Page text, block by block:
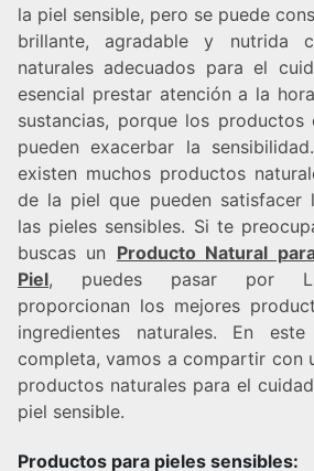
la piel sensible, pero se puede
brillante, agradable y nutrida
naturales adecuados para el
esencial prestar atención a la
sustancias, porque los productos
pueden exacerbar la
existen muchos productos
de la piel que pueden satisfacer
las pieles sensibles. Si te
buscas un Producto Natural
Piel, puedes pasar por
proporcionan los mejores
ingredientes naturales. En
completa, vamos a compartir con
productos naturales para el
piel sensible.
Productos para pieles sensibles: